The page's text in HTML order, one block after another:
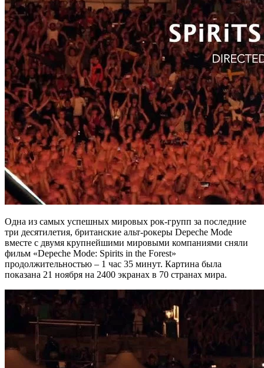
Одна из самых успешных мировых рок-групп за последние
три десятилетия, британские альт-рокеры Depeche Mode
вместе с двумя крупнейшими мировыми компаниями сняли
фильм «Depeche Mode: Spirits in the Forest»
продолжительностью – 1 час 35 минут. Картина была
показана 21 ноября на 2400 экранах в 70 странах мира.